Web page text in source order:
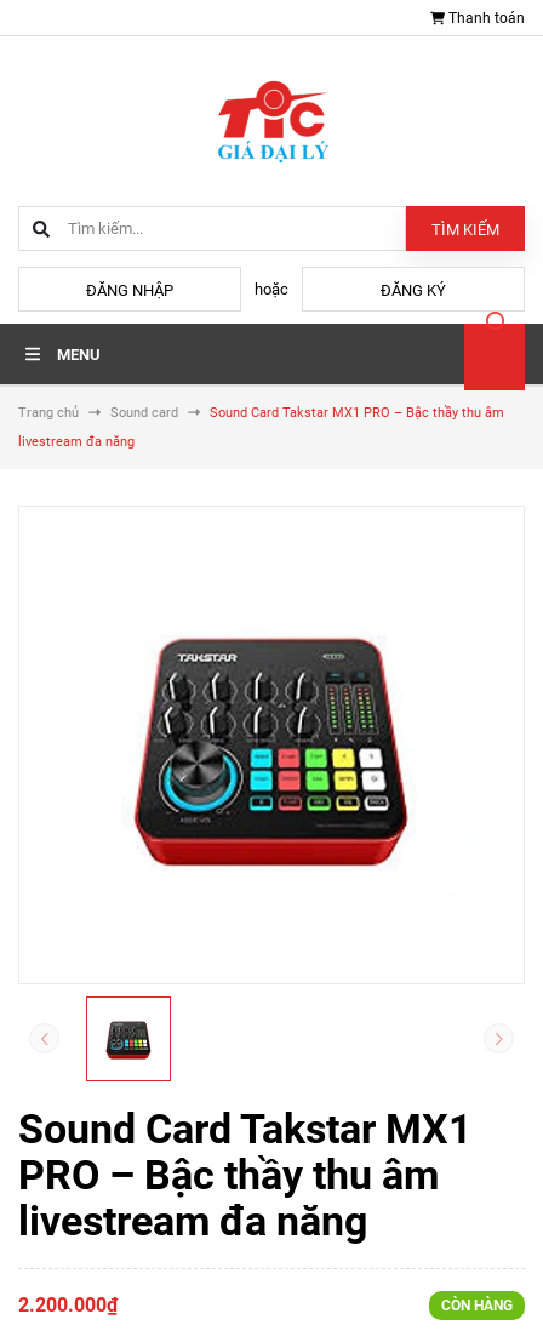
Thanh toán
TÌM KIẾM
ĐĂNG NHẬP hoặc ĐĂNG KÝ
MENU
Trang chủ Sound card
Sound Card Takstar MX1 PRO – Bậc thầy thu âm
livestream đa năng
Sound Card Takstar MX1
PRO – Bậc thầy thu âm
livestream đa năng
2.200.000₫ CÒN HÀNG